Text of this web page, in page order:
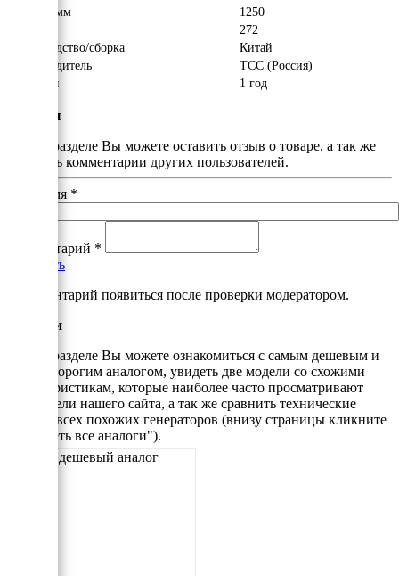
Высота, мм
1250
272
Производство/сборка
Китай
Производитель
ТСС (Россия)
Гарантия
1 год
Отзывы
В этом разделе Вы можете оставить отзыв о товаре, а так же
почитать комментарии других пользователей.
Ваше имя *
Комментарий *
Добавить
*Комментарий появиться после проверки модератором.
Аналоги
В этом разделе Вы можете ознакомиться с самым дешевым и
самым дорогим аналогом, увидеть две модели со схожими
характеристикам, которые наиболее часто просматривают
посетители нашего сайта, а так же сравнить технические
данные всех похожих генераторов (внизу страницы кликните
"Смотреть все аналоги").
Самый дешевый аналог